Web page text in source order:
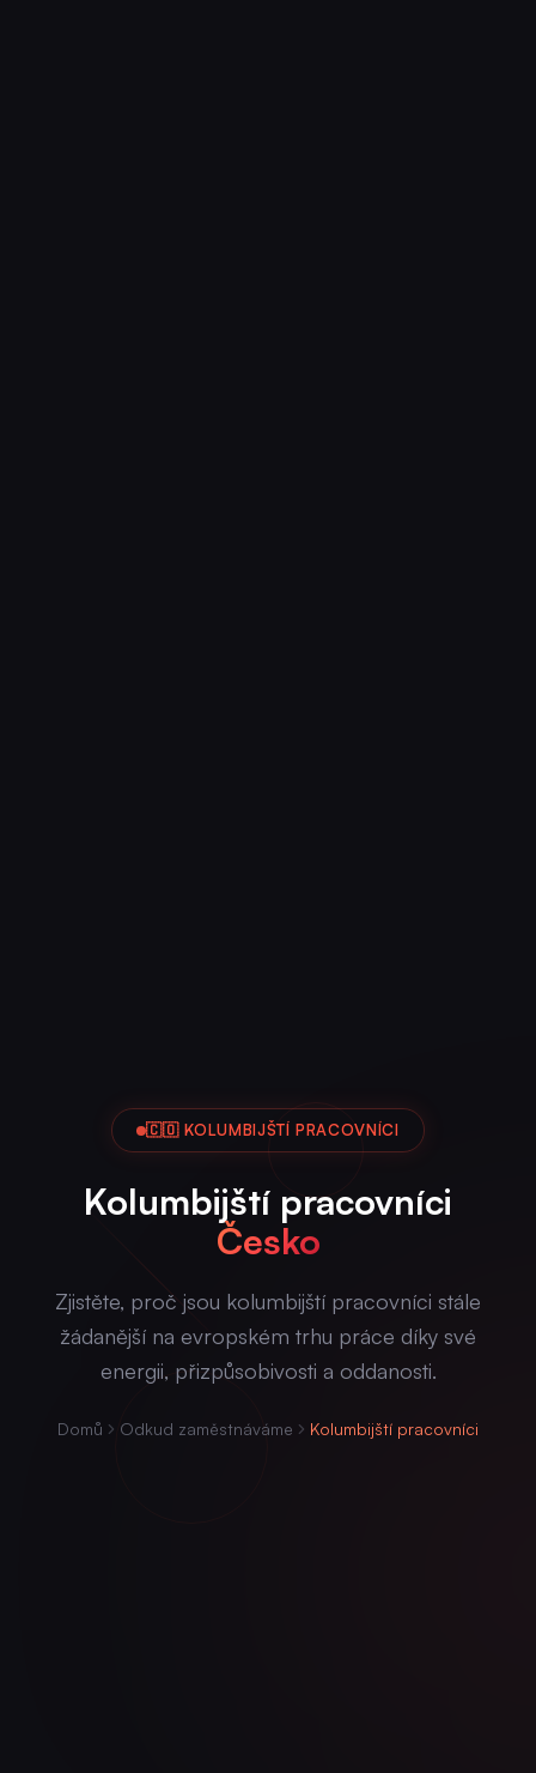
🇨🇴 KOLUMBIJŠTÍ PRACOVNÍCI
Kolumbijští pracovníci
Česko
Zjistěte, proč jsou kolumbijští pracovníci stále
žádanější na evropském trhu práce díky své
energii, přizpůsobivosti a oddanosti.
Domů Odkud zaměstnáváme Kolumbijští pracovníci